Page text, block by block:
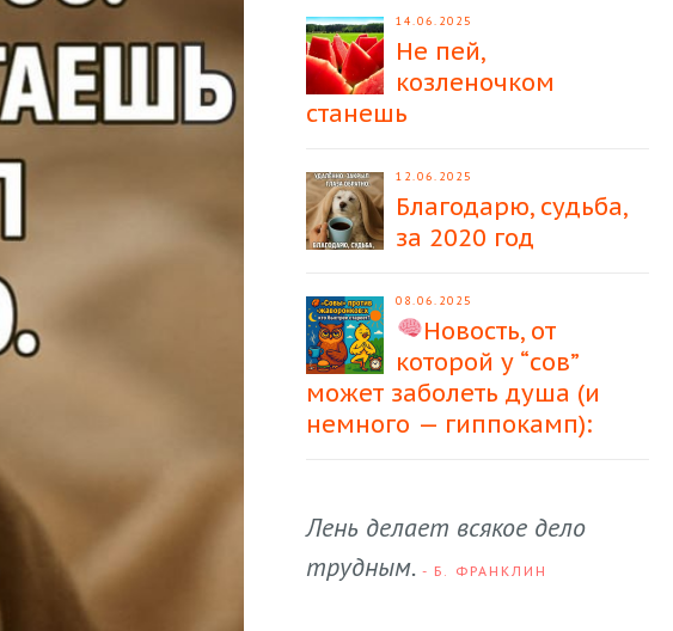
14.06.2025
Не пей,
козленочком
станешь
12.06.2025
Благодарю, судьба,
за 2020 год
08.06.2025
Новость, от
которой у “сов”
может заболеть душа (и
немного — гиппокамп):
Лень делает всякое дело
трудным.- Б. ФРАНКЛИН